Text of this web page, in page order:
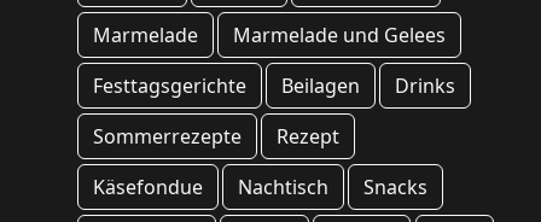
Marmelade
Marmelade und Gelees
Festtagsgerichte
Beilagen
Drinks
Sommerrezepte
Rezept
Käsefondue
Nachtisch
Snacks